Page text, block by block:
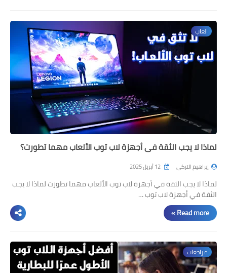
العاب
لماذا لا يجب الثقة في أجهزة لاب توب الألعاب مهما تطورت؟
إبراهيم التركي
لماذا لا يجب الثقة في أجهزة لاب توب الألعاب مهما تطورت لماذا لا يجب
الثقة في أجهزة لاب توب …
Read more »
مراجعات